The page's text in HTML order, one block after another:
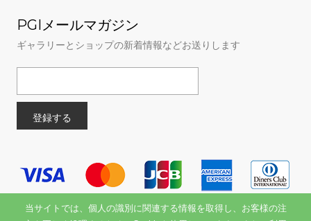
PGIメールマガジン
ギャラリーとショップの新着情報などお送りします
当サイトでは、個人の識別に関連する情報を取得し、お客様の注